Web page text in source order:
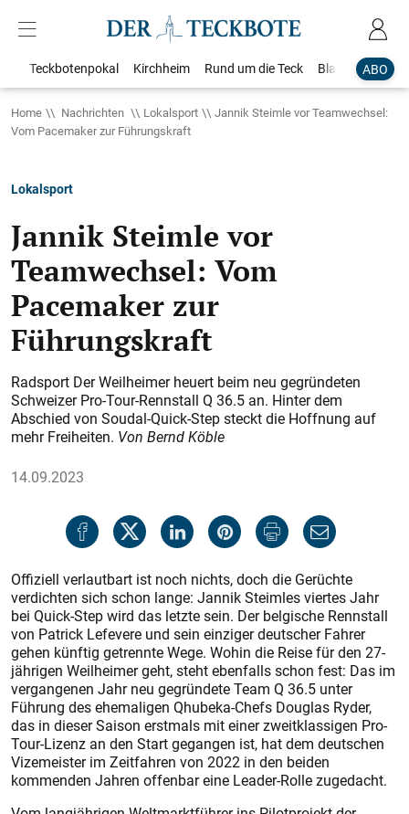
ABO
Teckbotenpokal Kirchheim Rund um die Teck Blaulicht
Home Nachrichten Lokalsport
Jannik Steimle vor Teamwechsel:
Vom Pacemaker zur Führungskraft
Lokalsport
Jannik Steimle vor
Teamwechsel: Vom
Pacemaker zur
Führungskraft
Radsport Der Weilheimer heuert beim neu gegründeten
Schweizer Pro-Tour-Rennstall Q 36.5 an. Hinter dem
Abschied von Soudal-Quick-Step steckt die Hoffnung auf
mehr Freiheiten. Von Bernd Köble
14.09.2023
Offiziell verlautbart ist noch nichts, doch die Gerüchte
verdichten sich schon lange: Jannik Steimles viertes Jahr
bei Quick-Step wird das letzte sein. Der belgische Rennstall
von Patrick Lefevere und sein einziger deutscher Fahrer
gehen künftig getrennte Wege. Wohin die Reise für den 27-
jährigen Weilheimer geht, steht ebenfalls schon fest: Das im
vergangenen Jahr neu gegründete Team Q 36.5 unter
Führung des ehemaligen Qhubeka-Chefs Douglas Ryder,
das in dieser Saison erstmals mit einer zweitklassigen Pro-
Tour-Lizenz an den Start gegangen ist, hat dem deutschen
Vizemeister im Zeitfahren von 2022 in den beiden
kommenden Jahren offenbar eine Leader-Rolle zugedacht.